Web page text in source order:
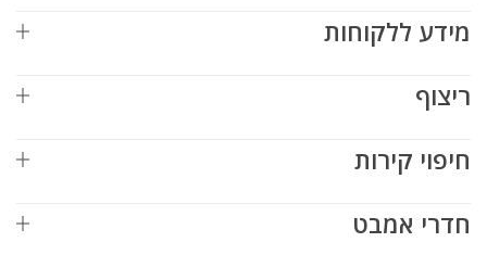
מידע ללקוחות
ריצוף
חיפוי קירות
חדרי אמבט